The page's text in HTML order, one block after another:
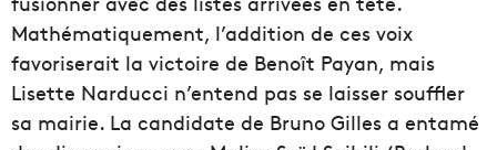
Mathématiquement, l’addition de ces voix
favoriserait la victoire de Benoît Payan, mais
Lisette Narducci n’entend pas se laisser souffler
sa mairie. La candidate de Bruno Gilles a entamé